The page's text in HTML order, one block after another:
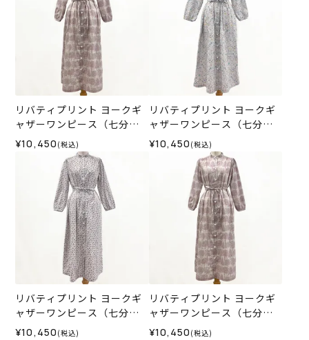
リバティプリント ヨークギ
ャザーワンピース（七分
袖）＜LLサイズ＞35K
¥10,450 (税込)
リバティプリント ヨークギ
ャザーワンピース（七分
袖）＜LLサイズ＞35M
¥10,450 (税込)
リバティプリント ヨークギ
ャザーワンピース（七分
袖）＜Mサイズ＞35I
¥10,450 (税込)
リバティプリント ヨークギ
ャザーワンピース（七分
袖）＜Lサイズ＞35K
¥10,450 (税込)